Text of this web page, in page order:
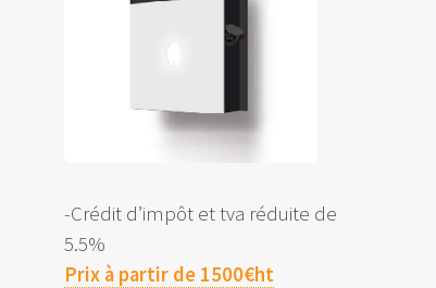
-Crédit d’impôt et tva réduite de
5.5%
Prix à partir de 1500€ht